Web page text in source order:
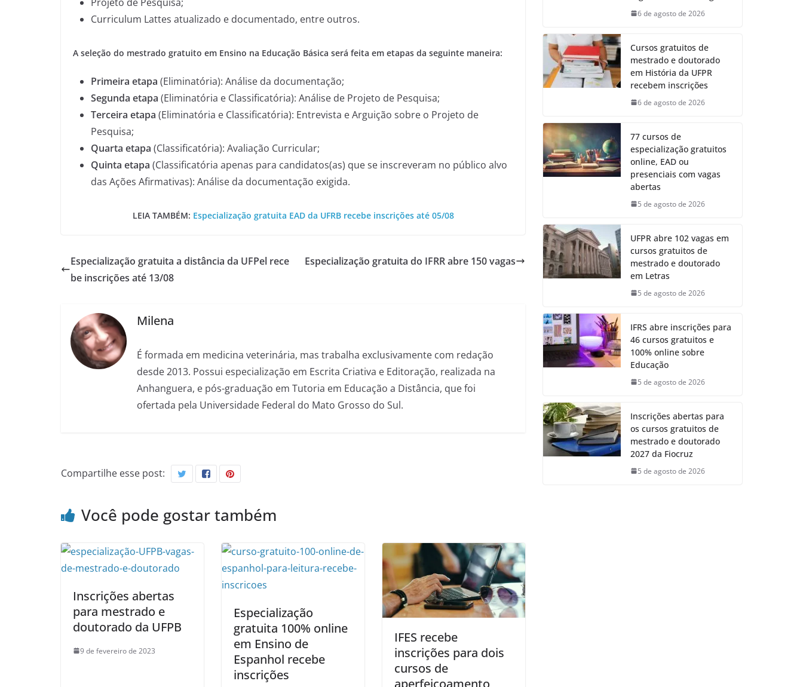
Curriculum Lattes atualizado e documentado, entre outros.
A seleção do mestrado gratuito em Ensino na Educação Básica será feita em etapas da seguinte maneira:
Primeira etapa (Eliminatória): Análise da documentação;
Segunda etapa (Eliminatória e Classificatória): Análise de Projeto de Pesquisa;
Terceira etapa (Eliminatória e Classificatória): Entrevista e Arguição sobre o Projeto de
Pesquisa;
Quarta etapa (Classificatória): Avaliação Curricular;
Quinta etapa (Classificatória apenas para candidatos(as) que se inscreveram no público alvo
das Ações Afirmativas): Análise da documentação exigida.
LEIA TAMBÉM: Especialização gratuita EAD da UFRB recebe inscrições até 05/08
Especialização gratuita a distância da UFPel rece
be inscrições até 13/08
Especialização gratuita do IFRR abre 150 vagas
Milena
É formada em medicina veterinária, mas trabalha exclusivamente com redação
desde 2013. Possui especialização em Escrita Criativa e Editoração, realizada na
Anhanguera, e pós-graduação em Tutoria em Educação a Distância, que foi
ofertada pela Universidade Federal do Mato Grosso do Sul.
Compartilhe esse post:
Você pode gostar também
Inscrições abertas
para mestrado e
doutorado da UFPB
9 de fevereiro de 2023
Especialização
gratuita 100% online
em Ensino de
Espanhol recebe
inscrições
IFES recebe
inscrições para dois
cursos de
6 de agosto de 2026
Cursos gratuitos de
mestrado e doutorado
em História da UFPR
recebem inscrições
6 de agosto de 2026
77 cursos de
especialização gratuitos
online, EAD ou
presenciais com vagas
abertas
5 de agosto de 2026
UFPR abre 102 vagas em
cursos gratuitos de
mestrado e doutorado
em Letras
5 de agosto de 2026
IFRS abre inscrições para
46 cursos gratuitos e
100% online sobre
Educação
5 de agosto de 2026
Inscrições abertas para
os cursos gratuitos de
mestrado e doutorado
2027 da Fiocruz
5 de agosto de 2026